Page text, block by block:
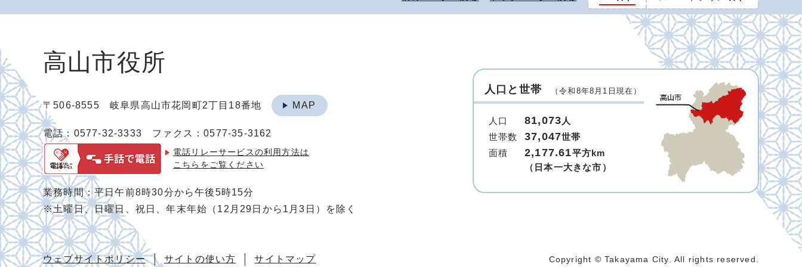
高山市役所
〒506-8555 岐阜県高山市花岡町2丁目18番地 MAP
電話：0577-32-3333 ファクス：0577-35-3162
電話リレーサービスの利用方法は
こちらをご覧ください
業務時間：平日午前8時30分から午後5時15分
※土曜日、日曜日、祝日、年末年始（12月29日から1月3日）を除く
人口と世帯 （令和8年8月1日現在）
人口 81,073 人
世帯数
37,047世帯
面積
2,177.61平方km
（日本一大きな市）
ウェブサイトポリシー サイトの使い方 サイトマップ Copyright © Takayama City. All rights reserved.